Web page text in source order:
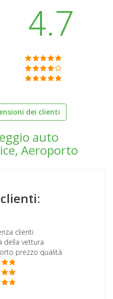
4.7
dei clienti
auto
Aeroporto
clienti
della vettura
prezzo qualità